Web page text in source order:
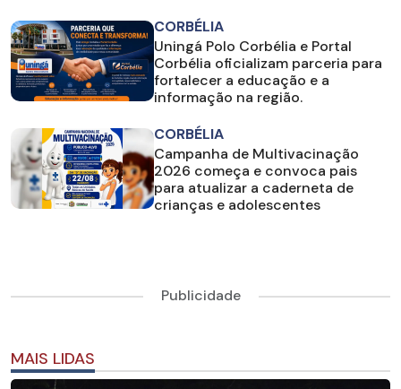
CORBÉLIA
Uningá Polo Corbélia e Portal
Corbélia oficializam parceria para
fortalecer a educação e a
informação na região.
CORBÉLIA
Campanha de Multivacinação
2026 começa e convoca pais
para atualizar a caderneta de
crianças e adolescentes
Publicidade
MAIS LIDAS